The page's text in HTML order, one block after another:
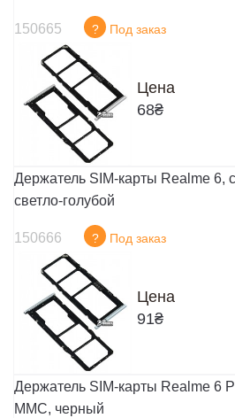
150665 ? Под заказ
Цена
68₴
Держатель SIM-карты Realme 6,
светло-голубой
150666 ? Под заказ
Цена
91₴
Держатель SIM-карты Realme 6
MMC, черный